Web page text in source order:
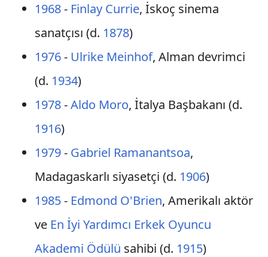
1968- Finlay Currie, İskoç sinema
sanatçısı (d. 1878)
1976- Ulrike Meinhof, Alman devrimci
(d. 1934)
1978-Aldo Moro, İtalya Başbakanı (d.
1916)
1979- Gabriel Ramanantsoa,
Madagaskarlı siyasetçi (d. 1906)
1985- Edmond O'Brien, Amerikalı aktör
ve En İyi Yardımcı Erkek Oyuncu
Akademi Ödülü sahibi (d. 1915)